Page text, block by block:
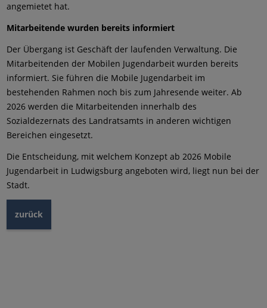
angemietet hat.
Mitarbeitende wurden bereits informiert
Der Übergang ist Geschäft der laufenden Verwaltung. Die
Mitarbeitenden der Mobilen Jugendarbeit wurden bereits
informiert. Sie führen die Mobile Jugendarbeit im
bestehenden Rahmen noch bis zum Jahresende weiter. Ab
2026 werden die Mitarbeitenden innerhalb des
Sozialdezernats des Landratsamts in anderen wichtigen
Bereichen eingesetzt.
Die Entscheidung, mit welchem Konzept ab 2026 Mobile
Jugendarbeit in Ludwigsburg angeboten wird, liegt nun bei der
Stadt.
zurück